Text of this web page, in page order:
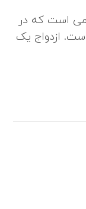
است که در
ازدواج یک